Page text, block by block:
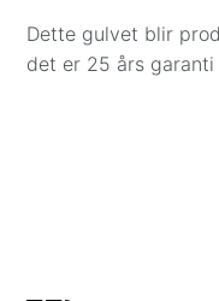
levering.
Apple Pay–
Dette gulvet blir
det er 25 års